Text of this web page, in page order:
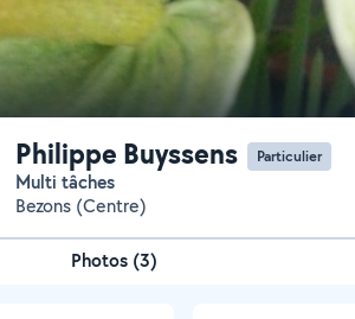
Philippe Buyssens Particulier
Multi tâches
Bezons (Centre)
Photos (3)